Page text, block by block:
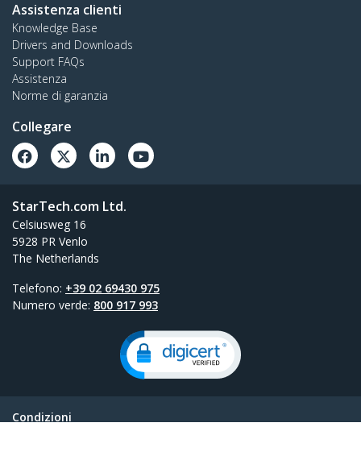
Assistenza clienti
Knowledge Base
Drivers and Downloads
Support FAQs
Assistenza
Norme di garanzia
Collegare
StarTech.com Ltd.
Celsiusweg 16
5928 PR Venlo
The Netherlands
Telefono: +39 02 69430 975
Numero verde: 800 917 993
Condizioni